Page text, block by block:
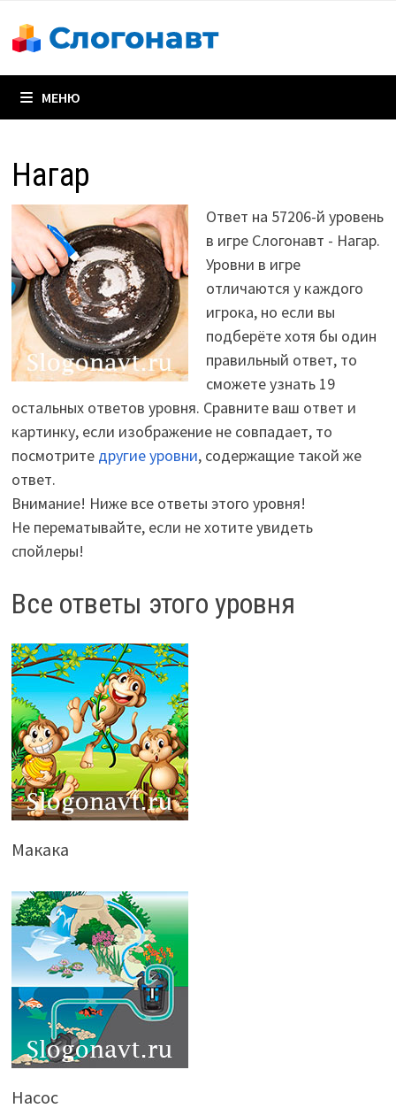
содержимому
МЕНЮ
Нагар
Ответ на 57206-й уровень
в игре Слогонавт - Нагар.
Уровни в игре
отличаются у каждого
игрока, но если вы
подберёте хотя бы один
правильный ответ, то
сможете узнать 19
остальных ответов уровня. Сравните ваш ответ и
картинку, если изображение не совпадает, то
посмотрите другие уровни, содержащие такой же
ответ.
Внимание! Ниже все ответы этого уровня!
Не перематывайте, если не хотите увидеть
спойлеры!
Все ответы этого уровня
Макака
Насос